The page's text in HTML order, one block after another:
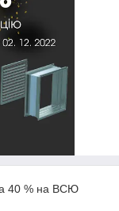
40 % на ВСЮ